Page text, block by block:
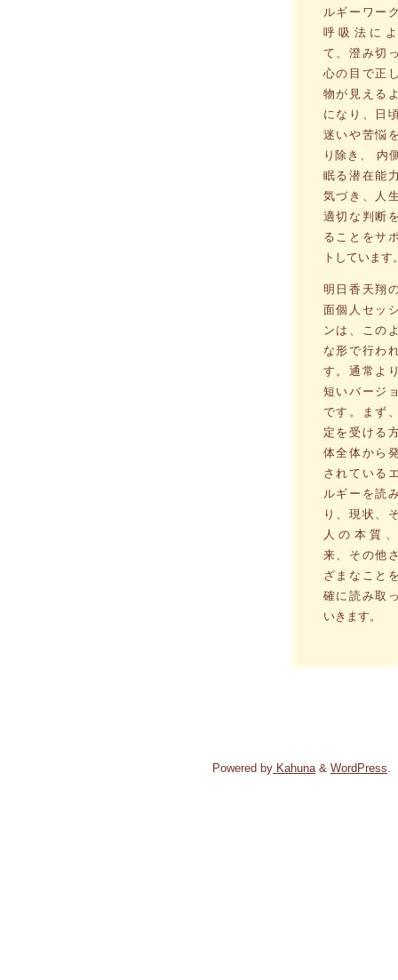
ルギーワー
呼吸法に
て、澄み切
心の目で正
物が見える
になり、日
迷いや苦悩
り除き、 内
眠る潜在能
気づき、人
適切な判断
ることをサ
トしています
明日香天翔
面個人セッ
ンは、この
な形で行わ
す。通常よ
短いバージ
です。まず
定を受ける
体全体から
されている
ルギーを読
り、現状、
人の本質
来、その他
ざまなこと
確に読み取
いきます。
Powered by Kahuna& WordPress.